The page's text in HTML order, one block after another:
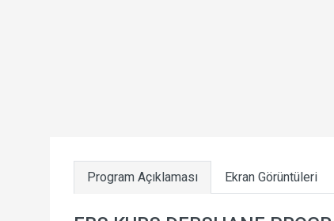
Program Açıklaması Ekran Görüntüleri